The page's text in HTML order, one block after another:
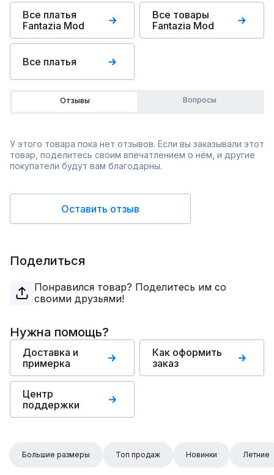
Все платья
Fantazia Mod
Все товары
Fantazia Mod
Все платья
Отзывы Вопросы
У этого товара пока нет отзывов. Если вы заказывали этот
товар, поделитесь своим впечатлением о нём, и другие
покупатели будут вам благодарны.
Оставить отзыв
Поделиться
Понравился товар? Поделитесь им со
своими друзьями!
Нужна помощь?
Доставка и
примерка
Как оформить
заказ
Центр
поддержки
Большие размеры Топ продаж Новинки Летние